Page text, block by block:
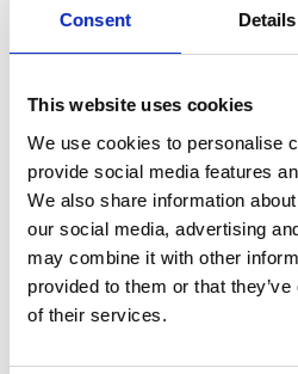
Consent Details
This website uses cookies
We use cookies to personalise
provide social media features
We also share information
our social media, advertising
may combine it with other
provided to them or that
of their services.